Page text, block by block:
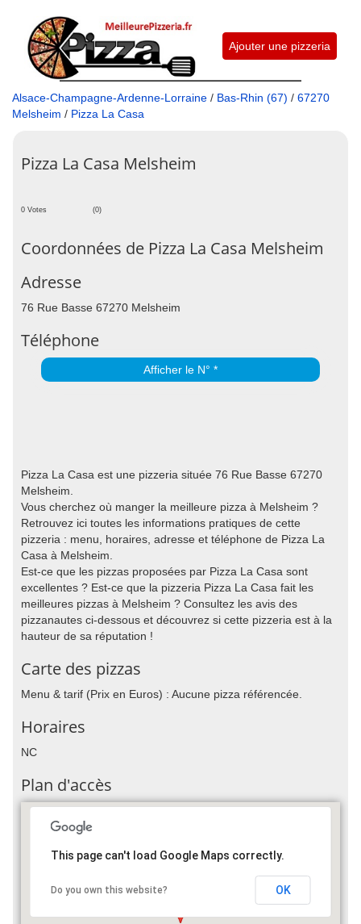
Ajouter une pizzeria
Alsace-Champagne-Ardenne-Lorraine / Bas-Rhin (67) / 67270
Melsheim / Pizza La Casa
Pizza La Casa Melsheim
0 Votes (0)
Coordonnées de Pizza La Casa Melsheim
Adresse
76 Rue Basse 67270 Melsheim
Téléphone
Afficher le N° *
Pizza La Casa est une pizzeria située 76 Rue Basse 67270
Melsheim.
Vous cherchez où manger la meilleure pizza à Melsheim ?
Retrouvez ici toutes les informations pratiques de cette
pizzeria : menu, horaires, adresse et téléphone de Pizza La
Casa à Melsheim.
Est-ce que les pizzas proposées par Pizza La Casa sont
excellentes ? Est-ce que la pizzeria Pizza La Casa fait les
meilleures pizzas à Melsheim ? Consultez les avis des
pizzanautes ci-dessous et découvrez si cette pizzeria est à la
hauteur de sa réputation !
Carte des pizzas
Menu & tarif (Prix en Euros) : Aucune pizza référencée.
Horaires
NC
Plan d'accès
This page can't load Google Maps correctly.
Do you own this website? OK